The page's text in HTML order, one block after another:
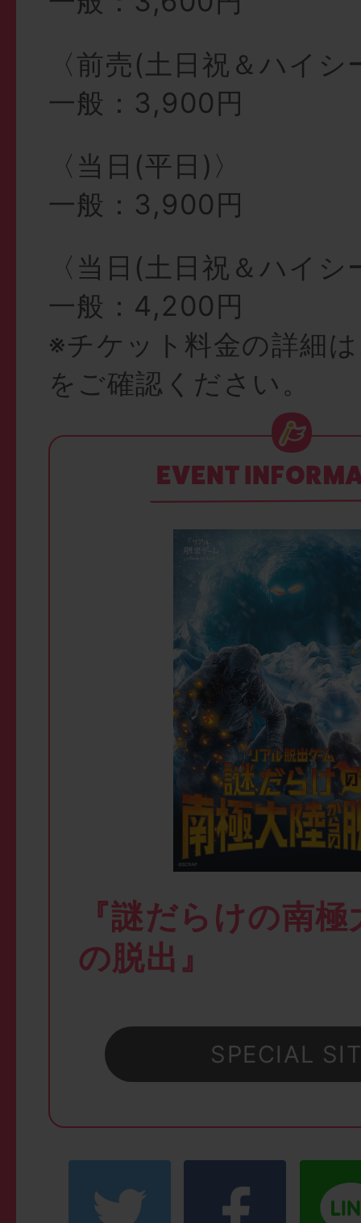
〈前売(土日祝＆ハイ
一般：3,900円
〈当日(平日)〉
一般：3,900円
〈当日(土日祝＆ハイ
一般：4,200円
※チケット料金の詳細
をご確認ください。
『謎だらけの南
の脱出』
SPECIAL